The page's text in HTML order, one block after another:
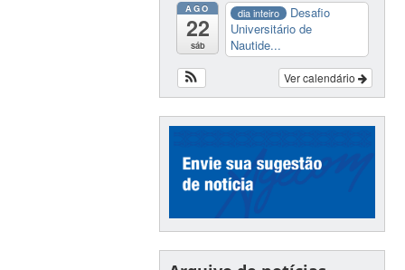
AGO
22
sáb
dia inteiro
Desafio
Universitário de
Nautide...
Ver calendário